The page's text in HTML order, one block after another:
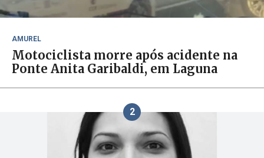
AMUREL
Motociclista morre após acidente na
Ponte Anita Garibaldi, em Laguna
2